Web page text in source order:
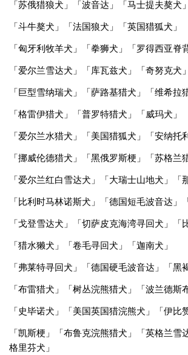
「苏俄猎狼犬」「波音达」「马士提夫獒犬」
「斗牛獒犬」「法国狼犬」「英国猎狐犬」
「匈牙利牧羊犬」「拳狮犬」「罗得西亚脊
「爱尔兰雪达犬」「库瓦兹犬」「奇努克犬」
「巨型雪纳瑞犬」「萨路基猎犬」「维希拉
「格雷伊猎犬」「普罗特猎犬」「威玛犬」
「爱尔兰水猎犬」「美国猎狐犬」「安纳托
「挪威伦德猎犬」「黑俄罗斯梗」「苏格兰
「爱尔兰红白雪达犬」「大瑞士山地犬」「
「比利时马林诺斯犬」「德国短毛波音达」
「戈登雪达犬」「切萨皮克海湾寻回犬」「
「猎水獭犬」「卷毛寻回犬」「迦南犬」
「弗莱特寻回犬」「德国硬毛波音达」「黑
「布雷猎犬」「树丛浣熊猎犬」「波兰德斯
「史毕诺犬」「美国英国猎浣熊犬」「伊比
「凯斯梗」「布鲁克浣熊猎犬」「英格兰雪
格里芬犬」